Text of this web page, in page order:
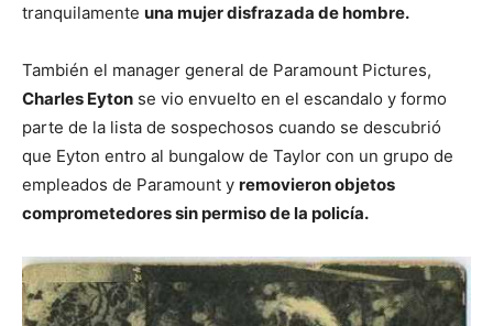
tranquilamente una mujer disfrazada de hombre.
También el manager general de Paramount Pictures,
Charles Eyton se vio envuelto en el escandalo y formo
parte de la lista de sospechosos cuando se descubrió
que Eyton entro al bungalow de Taylor con un grupo de
empleados de Paramount y removieron objetos
comprometedores sin permiso de la policía.